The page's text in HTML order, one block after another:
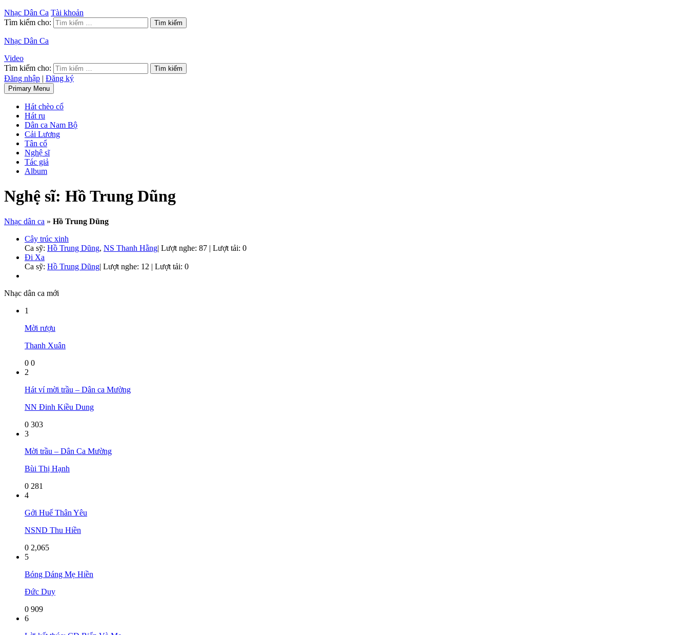
Nhạc Dân Ca Tài khoản
Tìm kiếm cho:
Nhạc Dân Ca
Video
Tìm kiếm cho:
Đăng nhập | Đăng ký
Primary Menu
Hát chèo cổ
Hát ru
Dân ca Nam Bộ
Cải Lương
Tân cổ
Nghệ sĩ
Tác giả
Album
Nghệ sĩ: Hồ Trung Dũng
Nhạc dân ca » Hồ Trung Dũng
Cây trúc xinh
Ca sỹ: Hồ Trung Dũng, NS Thanh Hằng| Lượt nghe: 87 | Lượt tải: 0
Đi Xa
Ca sỹ: Hồ Trung Dũng| Lượt nghe: 12 | Lượt tải: 0
Nhạc dân ca mới
1
Mời rượu
Thanh Xuân
0 0
2
Hát ví mời trầu – Dân ca Mường
NN Đinh Kiều Dung
0 303
3
Mời trầu – Dân Ca Mường
Bùi Thị Hạnh
0 281
4
Gởi Huế Thân Yêu
NSND Thu Hiền
0 2,065
5
Bóng Dáng Mẹ Hiền
Đức Duy
0 909
6